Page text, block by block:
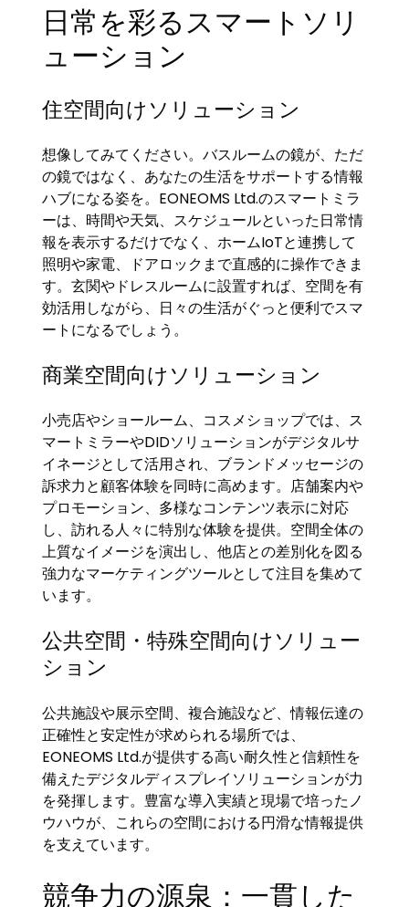
日常を彩るスマートソリ
ューション
住空間向けソリューション
想像してみてください。バスルームの鏡が、ただ
の鏡ではなく、あなたの生活をサポートする情報
ハブになる姿を。EONEOMS Ltd.のスマートミラ
ーは、時間や天気、スケジュールといった日常情
報を表示するだけでなく、ホームIoTと連携して
照明や家電、ドアロックまで直感的に操作できま
す。玄関やドレスルームに設置すれば、空間を有
効活用しながら、日々の生活がぐっと便利でスマ
ートになるでしょう。
商業空間向けソリューション
小売店やショールーム、コスメショップでは、ス
マートミラーやDIDソリューションがデジタルサ
イネージとして活用され、ブランドメッセージの
訴求力と顧客体験を同時に高めます。店舗案内や
プロモーション、多様なコンテンツ表示に対応
し、訪れる人々に特別な体験を提供。空間全体の
上質なイメージを演出し、他店との差別化を図る
強力なマーケティングツールとして注目を集めて
います。
公共空間・特殊空間向けソリュー
ション
公共施設や展示空間、複合施設など、情報伝達の
正確性と安定性が求められる場所では、
EONEOMS Ltd.が提供する高い耐久性と信頼性を
備えたデジタルディスプレイソリューションが力
を発揮します。豊富な導入実績と現場で培ったノ
ウハウが、これらの空間における円滑な情報提供
を支えています。
競争力の源泉：一貫した